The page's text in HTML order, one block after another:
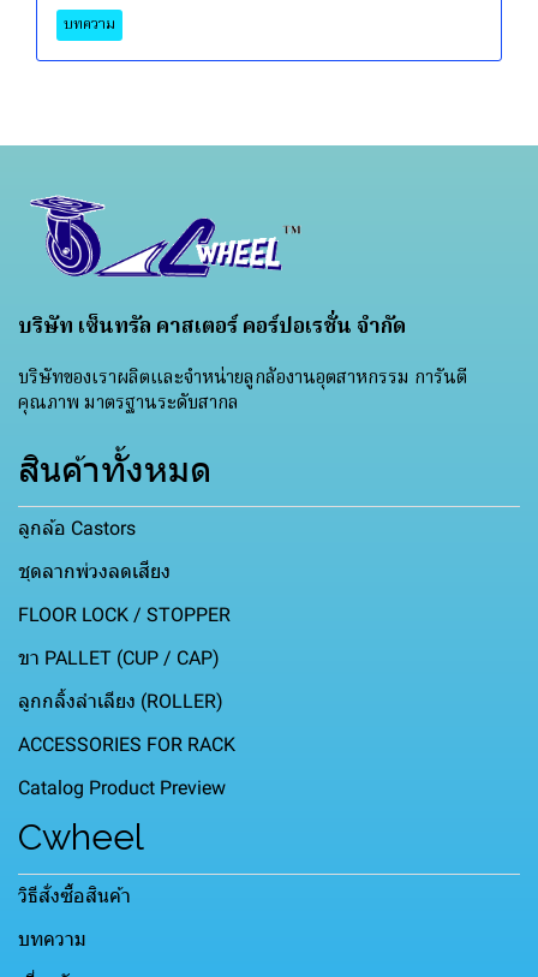
บทความ
บริษัท เซ็นทรัล คาสเตอร์ คอร์ปอเรชั่น จำกัด
บริษัทของเราผลิตและจำหน่ายลูกล้องานอุตสาหกรรม การันตี
คุณภาพ มาตรฐานระดับสากล
สินค้าทั้งหมด
ลูกล้อ Castors
ชุดลากพ่วงลดเสียง
FLOOR LOCK / STOPPER
ขา PALLET (CUP / CAP)
ลูกกลิ้งลำเลียง (ROLLER)
ACCESSORIES FOR RACK
Catalog Product Preview
Cwheel
วิธีสั่งซื้อสินค้า
บทความ